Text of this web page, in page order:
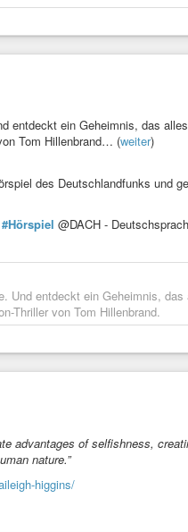
vivre aux animaux. J’ose
d’avoir un rapport plus
je vous ramène sur Terre. »
w/jeAUmhbFRPgKnyBMBWTTQ4
et la plume chinée
entdeckt ein Geheimnis, das
Tom Hillenbrand… (weiter)
des Deutschlandfunks und
#Hörspiel @DACH -
Und entdeckt ein Geheimnis, das
Thriller von Tom Hillenbrand.
advantages of selfishness,
nature.”
higgins/